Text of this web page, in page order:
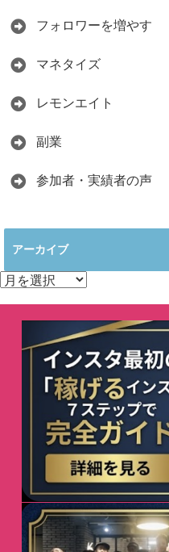
フォロワーを増やす
マネタイズ
レモンエイト
副業
参加者・実績者の声
アーカイブ
ア